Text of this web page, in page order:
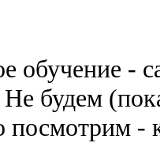
обучение -
будем
посмотрим -